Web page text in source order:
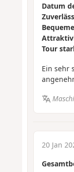
Datum
Tour
Ein sehr
20 Jan